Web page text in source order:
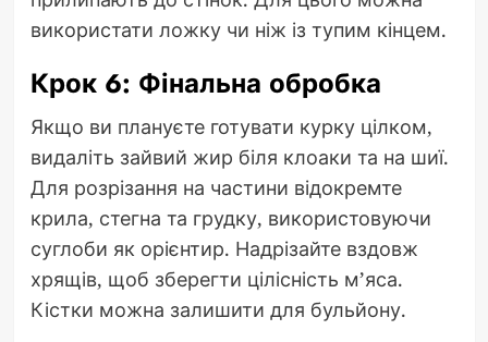
використати ложку чи ніж із тупим кінцем.
Крок 6: Фінальна обробка
Якщо ви плануєте готувати курку цілком,
видаліть зайвий жир біля клоаки та на шиї.
Для розрізання на частини відокремте
крила, стегна та грудку, використовуючи
суглоби як орієнтир. Надрізайте вздовж
хрящів, щоб зберегти цілісність м’яса.
Кістки можна залишити для бульйону.